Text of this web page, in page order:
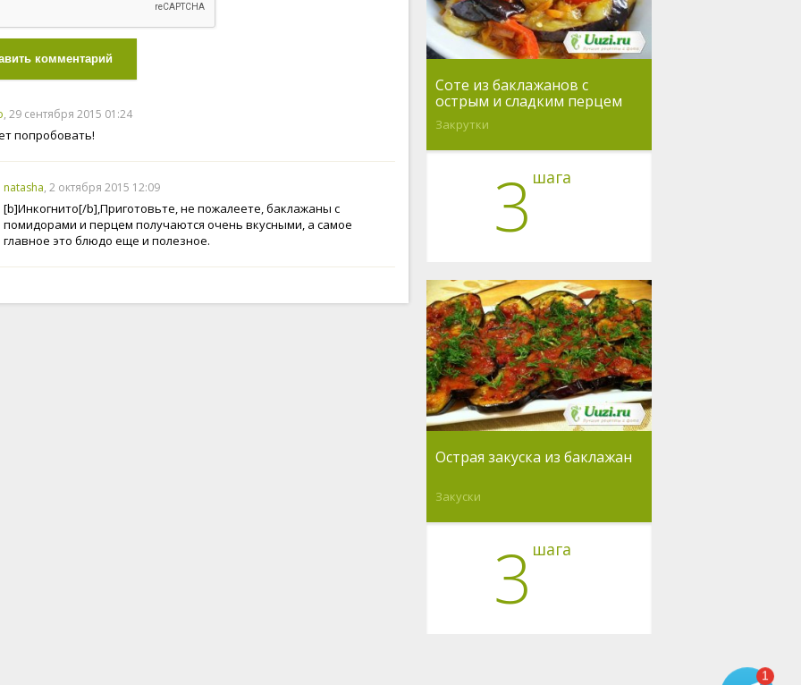
комментарий
, 29 сентября 2015 01:24
попробовать!
natasha, 2 октября 2015 12:09
[b]Инкогнито[/b],Приготовьте, не пожалеете, баклажаны с
помидорами и перцем получаются очень вкусными, а самое
главное это блюдо еще и полезное.
Соте из баклажанов с
острым и сладким перцем
Закрутки
3 шага
Острая закуска из баклажан
Закуски
3 шага
1